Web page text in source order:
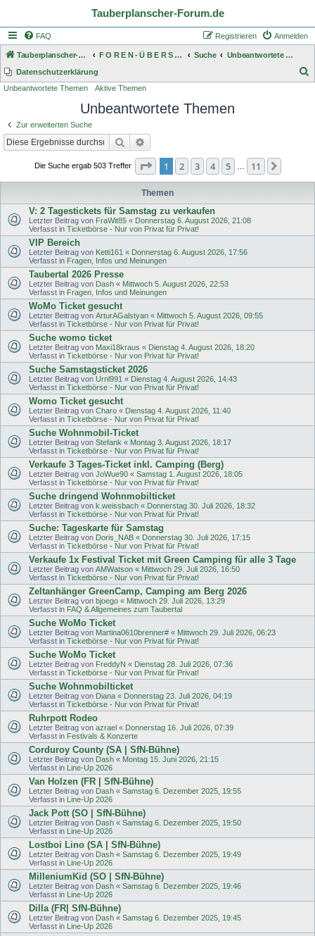
Tauberplanscher-Forum.de
FAQ Anmelden
Registrieren
Tauberplanscher-Forum.de F O R E N - Ü B E R S I C H T Suche
Unbeantwortete Themen
Datenschutzerklärung
Unbeantwortete Themen Aktive Themen
Unbeantwortete Themen
Zur erweiterten Suche
Suche
Die Suche ergab 503 Treffer Seite 1von 11
1 2 3 4 5 11
Themen
V: 2 Tagestickets für Samstag zu verkaufen
Letzter Beitrag von FraWit85 « Donnerstag 6. August 2026, 21:08
Verfasst in Ticketbörse - Nur von Privat für Privat!
VIP Bereich
Letzter Beitrag von Ketti161 « Donnerstag 6. August 2026, 17:56
Verfasst in Fragen, Infos und Meinungen
Taubertal 2026 Presse
Letzter Beitrag von Dash « Mittwoch 5. August 2026, 22:53
Verfasst in Fragen, Infos und Meinungen
WoMo Ticket gesucht
Letzter Beitrag von ArturAGalstyan « Mittwoch 5. August 2026, 09:55
Verfasst in Ticketbörse - Nur von Privat für Privat!
Suche womo ticket
Letzter Beitrag von Maxi18kraus « Dienstag 4. August 2026, 18:20
Verfasst in Ticketbörse - Nur von Privat für Privat!
Suche Samstagsticket 2026
Letzter Beitrag von Urnl991 « Dienstag 4. August 2026, 14:43
Verfasst in Ticketbörse - Nur von Privat für Privat!
Womo Ticket gesucht
Letzter Beitrag von Charo « Dienstag 4. August 2026, 11:40
Verfasst in Ticketbörse - Nur von Privat für Privat!
Suche Wohnmobil-Ticket
Letzter Beitrag von Stefank « Montag 3. August 2026, 18:17
Verfasst in Ticketbörse - Nur von Privat für Privat!
Verkaufe 3 Tages-Ticket inkl. Camping (Berg)
Letzter Beitrag von JoWue90 « Samstag 1. August 2026, 18:05
Verfasst in Ticketbörse - Nur von Privat für Privat!
Suche dringend Wohnmobilticket
Letzter Beitrag von k.weissbach « Donnerstag 30. Juli 2026, 18:32
Verfasst in Ticketbörse - Nur von Privat für Privat!
Suche: Tageskarte für Samstag
Letzter Beitrag von Doris_NAB « Donnerstag 30. Juli 2026, 17:15
Verfasst in Ticketbörse - Nur von Privat für Privat!
Verkaufe 1x Festival Ticket mit Green Camping für alle 3 Tage
Letzter Beitrag von AMWatson « Mittwoch 29. Juli 2026, 16:50
Verfasst in Ticketbörse - Nur von Privat für Privat!
Zeltanhänger GreenCamp, Camping am Berg 2026
Letzter Beitrag von bjoego « Mittwoch 29. Juli 2026, 13:29
Verfasst in FAQ & Allgemeines zum Taubertal
Suche WoMo Ticket
Letzter Beitrag von Martina0610brenner# « Mittwoch 29. Juli 2026, 06:23
Verfasst in Ticketbörse - Nur von Privat für Privat!
Suche WoMo Ticket
Letzter Beitrag von FreddyN « Dienstag 28. Juli 2026, 07:36
Verfasst in Ticketbörse - Nur von Privat für Privat!
Suche Wohnmobilticket
Letzter Beitrag von Diana « Donnerstag 23. Juli 2026, 04:19
Verfasst in Ticketbörse - Nur von Privat für Privat!
Ruhrpott Rodeo
Letzter Beitrag von azrael « Donnerstag 16. Juli 2026, 07:39
Verfasst in Festivals & Konzerte
Corduroy County (SA | SfN-Bühne)
Letzter Beitrag von Dash « Montag 15. Juni 2026, 21:15
Verfasst in Line-Up 2026
Van Holzen (FR | SfN-Bühne)
Letzter Beitrag von Dash « Samstag 6. Dezember 2025, 19:55
Verfasst in Line-Up 2026
Jack Pott (SO | SfN-Bühne)
Letzter Beitrag von Dash « Samstag 6. Dezember 2025, 19:50
Verfasst in Line-Up 2026
Lostboi Lino (SA | SfN-Bühne)
Letzter Beitrag von Dash « Samstag 6. Dezember 2025, 19:49
Verfasst in Line-Up 2026
MilleniumKid (SO | SfN-Bühne)
Letzter Beitrag von Dash « Samstag 6. Dezember 2025, 19:46
Verfasst in Line-Up 2026
Dilla (FR| SfN-Bühne)
Letzter Beitrag von Dash « Samstag 6. Dezember 2025, 19:45
Verfasst in Line-Up 2026